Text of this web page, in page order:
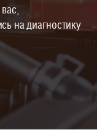
на диагностику